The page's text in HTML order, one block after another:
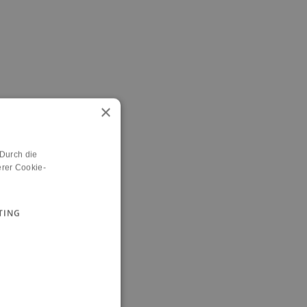
×
die
Cookie-